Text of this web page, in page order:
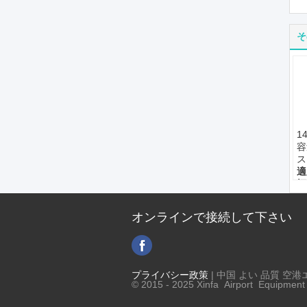
ス
オンラインで接続して下さい
プライバシー政策 | 中国 よい 品質 空港
© 2015 - 2025 Xinfa Airport